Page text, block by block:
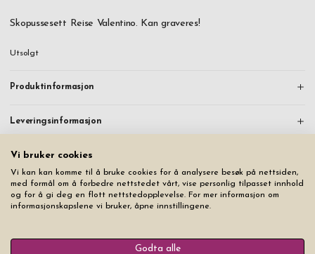
Skopussesett Reise Valentino. Kan graveres!
Utsolgt
Produktinformasjon
Leveringsinformasjon
Du vil kanskje også like
Vi bruker cookies
Vi kan kan komme til å bruke cookies for å analysere besøk på nettsiden,
med formål om å forbedre nettstedet vårt, vise personlig tilpasset innhold
og for å gi deg en flott nettstedopplevelse. For mer informasjon om
informasjonskapslene vi bruker, åpne innstillingene.
Godta alle